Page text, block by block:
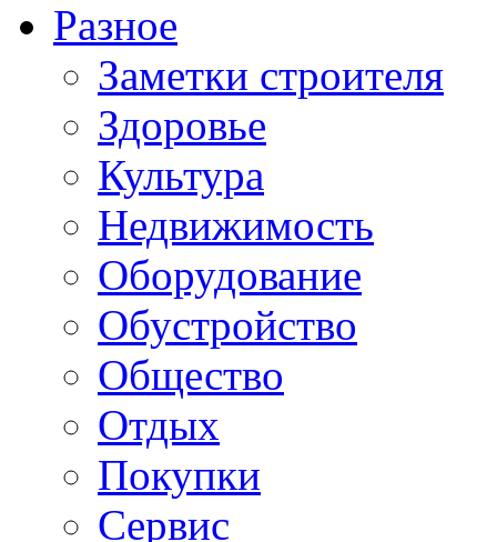
Разное
Заметки строителя
Здоровье
Культура
Недвижимость
Оборудование
Обустройство
Общество
Отдых
Покупки
Сервис